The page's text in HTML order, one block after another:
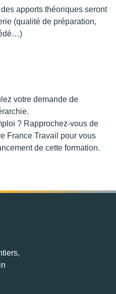
apports théoriques seront
(qualité de préparation,
votre demande de
? Rapprochez-vous de
France Travail pour vous
de cette formation.